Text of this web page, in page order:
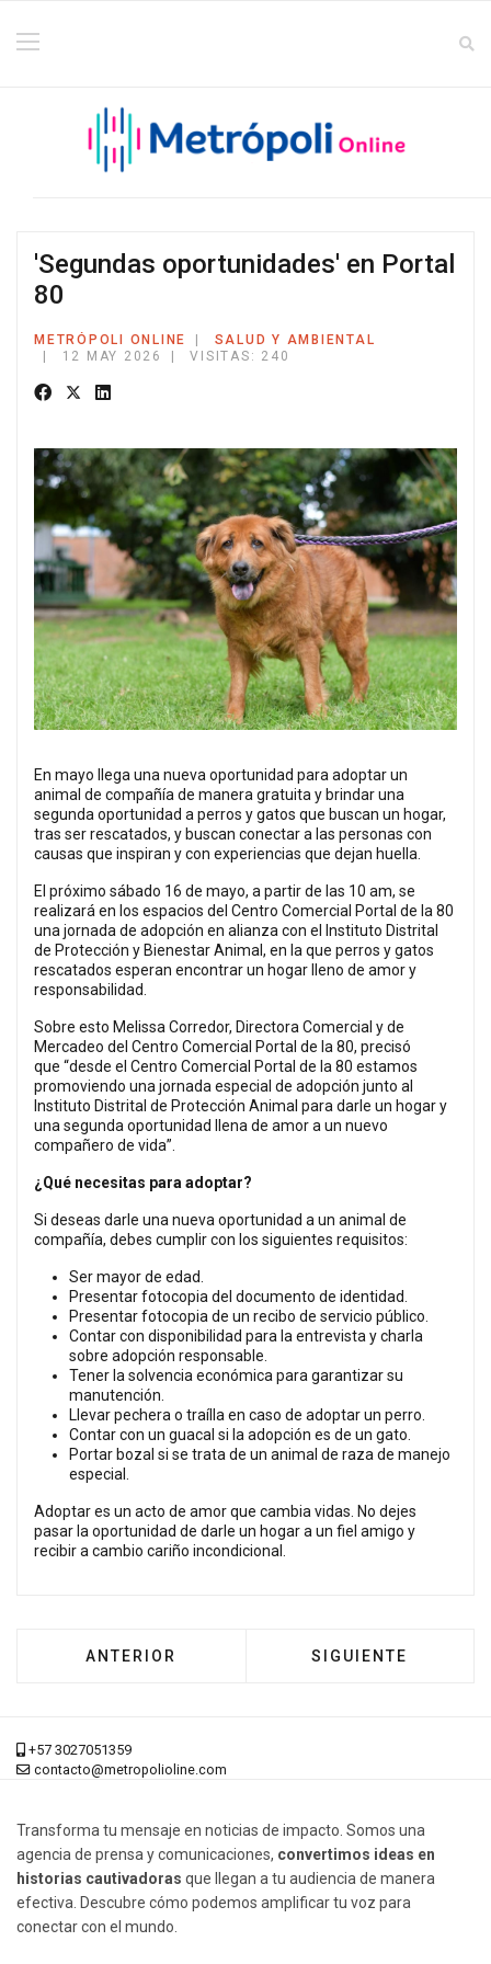
'Segundas oportunidades' en Portal
80
METRÓPOLI ONLINE
SALUD Y AMBIENTAL
12 MAY 2026
VISITAS: 240
En mayo llega una nueva oportunidad para adoptar un
animal de compañía de manera gratuita y brindar una
segunda oportunidad a perros y gatos que buscan un hogar,
tras ser rescatados, y buscan conectar a las personas con
causas que inspiran y con experiencias que dejan huella.
El próximo sábado 16 de mayo, a partir de las 10 am, se
realizará en los espacios del Centro Comercial Portal de la 80
una jornada de adopción en alianza con el Instituto Distrital
de Protección y Bienestar Animal, en la que perros y gatos
rescatados esperan encontrar un hogar lleno de amor y
responsabilidad.
Sobre esto Melissa Corredor, Directora Comercial y de
Mercadeo del Centro Comercial Portal de la 80, precisó
que “desde el Centro Comercial Portal de la 80 estamos
promoviendo una jornada especial de adopción junto al
Instituto Distrital de Protección Animal para darle un hogar y
una segunda oportunidad llena de amor a un nuevo
compañero de vida”.
¿Qué necesitas para adoptar?
Si deseas darle una nueva oportunidad a un animal de
compañía, debes cumplir con los siguientes requisitos:
Ser mayor de edad.
Presentar fotocopia del documento de identidad.
Presentar fotocopia de un recibo de servicio público.
Contar con disponibilidad para la entrevista y charla
sobre adopción responsable.
Tener la solvencia económica para garantizar su
manutención.
Llevar pechera o traílla en caso de adoptar un perro.
Contar con un guacal si la adopción es de un gato.
Portar bozal si se trata de un animal de raza de manejo
especial.
Adoptar es un acto de amor que cambia vidas. No dejes
pasar la oportunidad de darle un hogar a un fiel amigo y
recibir a cambio cariño incondicional.
ARTÍCULO ANTERIOR: CUANDO SER MADRE
ANTERIOR ARTÍCULO
SIGUIENTE
+57 3027051359
contacto@metropolioline.com
Transforma tu mensaje en noticias de impacto. Somos una
agencia de prensa y comunicaciones, convertimos ideas en
historias cautivadoras que llegan a tu audiencia de manera
efectiva. Descubre cómo podemos amplificar tu voz para
conectar con el mundo.